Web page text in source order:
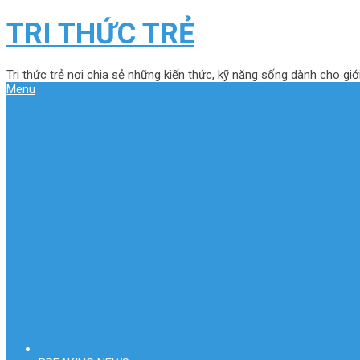
TRI THỨC TRẺ
Tri thức trẻ nơi chia sẻ những kiến thức, kỹ năng sống dành cho
Menu